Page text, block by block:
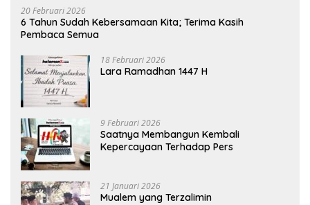
20 Februari 2026
6 Tahun Sudah Kebersamaan Kita; Terima Kasih
Pembaca Semua
18 Februari 2026
Lara Ramadhan 1447 H
9 Februari 2026
Saatnya Membangun Kembali
Kepercayaan Terhadap Pers
21 Januari 2026
Mualem yang Terzalimin